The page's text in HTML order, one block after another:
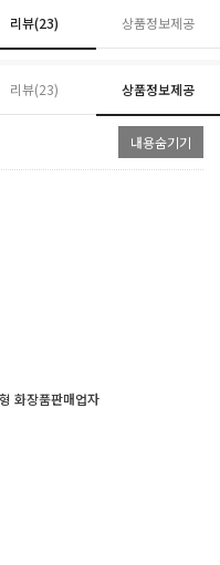
리뷰(23) 상품정보제공
리뷰(23) 상품정보제공
내용숨기기
화장품판매업자